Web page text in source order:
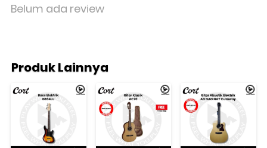
Belum ada review
Produk Lainnya